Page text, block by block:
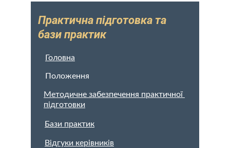
Головна
Методичне забезпечення практичної
підготовки
Положення
Бази практик
Відгуки керівників
Практична підготовка та
бази практик